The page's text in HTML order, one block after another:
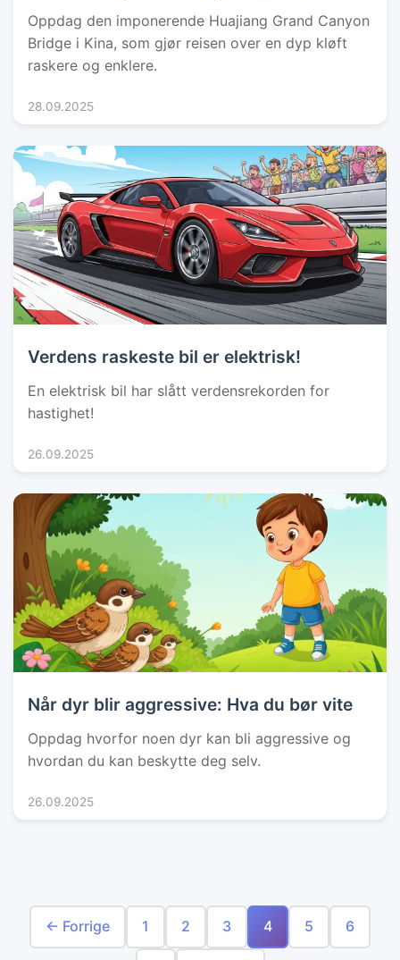
Oppdag den imponerende Huajiang Grand Canyon
Bridge i Kina, som gjør reisen over en dyp kløft
raskere og enklere.
28.09.2025
Verdens raskeste bil er elektrisk!
En elektrisk bil har slått verdensrekorden for
hastighet!
26.09.2025
Når dyr blir aggressive: Hva du bør vite
Oppdag hvorfor noen dyr kan bli aggressive og
hvordan du kan beskytte deg selv.
26.09.2025
← Forrige 1 2 3 4 5 6